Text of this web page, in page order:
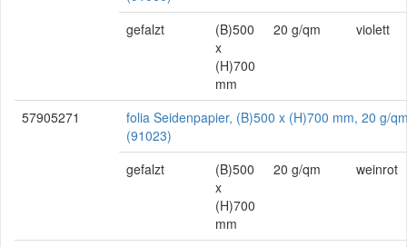
gefalzt
(B)500
x
(H)700
mm
20 g/qm violett
57905271
folia Seidenpapier, (B)500 x (H)700 mm, 20 g/
(91023)
gefalzt
(B)500
x
(H)700
mm
20 g/qm weinrot